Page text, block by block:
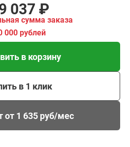
037 ₽
сумма заказа
000 рублей
в корзину
в 1 клик
от 1 635 руб/мес